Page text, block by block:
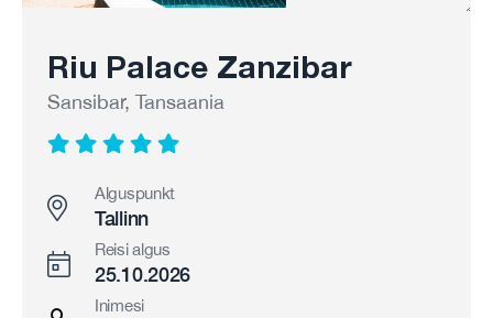
Riu Palace Zanzibar
Sansibar, Tansaania
Alguspunkt
Tallinn
Reisi algus
25.10.2026
Inimesi